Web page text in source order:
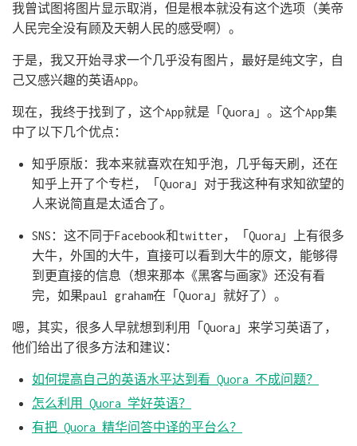
我曾试图将图片显示取消，但是根本就没有这个选项（美帝
人民完全没有顾及天朝人民的感受啊）。
于是，我又开始寻求一个几乎没有图片，最好是纯文字，自
己又感兴趣的英语App。
现在，我终于找到了，这个App就是「Quora」。这个App集
中了以下几个优点：
知乎原版：我本来就喜欢在知乎泡，几乎每天刷，还在
知乎上开了个专栏，「Quora」对于我这种有求知欲望的
人来说简直是太适合了。
SNS：这不同于Facebook和twitter，「Quora」上有很多
大牛，外国的大牛，直接可以看到大牛的原文，能够得
到更直接的信息（想来那本《黑客与画家》还没有看
完，如果paul graham在「Quora」就好了）。
嗯，其实，很多人早就想到利用「Quora」来学习英语了，
他们给出了很多方法和建议：
如何提高自己的英语水平达到看 Quora 不成问题？
怎么利用 Quora 学好英语？
有把 Quora 精华问答中译的平台么？